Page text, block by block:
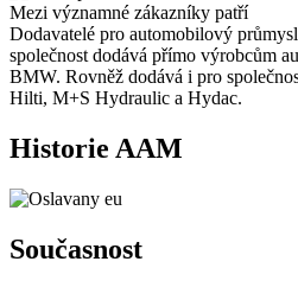
Mezi významné zákazníky patří
Dodavatelé pro automobilový
společnost dodává přímo výrobcům
BMW. Rovněž dodává i pro
Hilti, M+S Hydraulic a Hydac.
Historie AAM
Současnost